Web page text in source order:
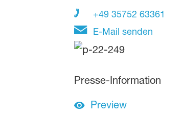
+49 35752 63361
E-Mail senden
Presse-Information
Preview